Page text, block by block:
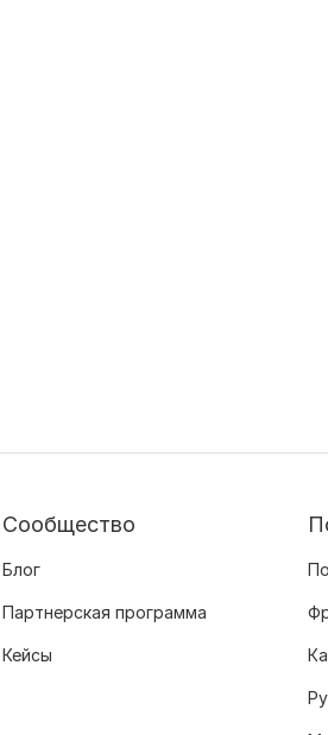
Сообщество
Блог
Партнерская программа
Кейсы